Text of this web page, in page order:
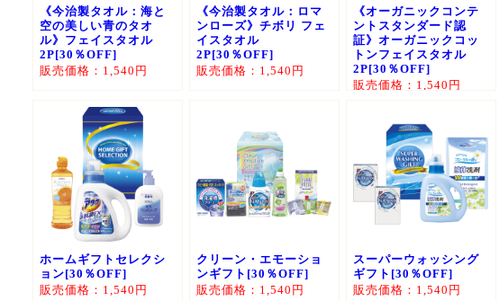
《今治製タオル：海と
空の美しい青のタオ
ル》フェイスタオル
2P[30％OFF]
販売価格：1,540円
《今治製タオル：ロマ
ンローズ》チボリ フェ
イスタオル
2P[30％OFF]
販売価格：1,540円
《オーガニックコンテ
ントスタンダード認
証》オーガニックコッ
トンフェイスタオル
2P[30％OFF]
販売価格：1,540円
ホームギフトセレクシ
ョン[30％OFF]
販売価格：1,540円
クリーン・エモーショ
ンギフト[30％OFF]
販売価格：1,540円
スーパーウォッシング
ギフト[30％OFF]
販売価格：1,540円